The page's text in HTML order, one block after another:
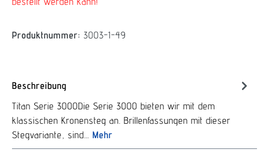
Produktnummer: 3003-1-49
Beschreibung
Titan Serie 3000Die Serie 3000 bieten wir mit dem
klassischen Kronensteg an. Brillenfassungen mit dieser
Stegvariante, sind… Mehr